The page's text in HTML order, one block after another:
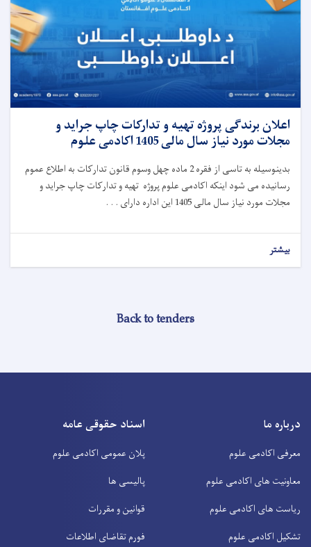
اعلان برندگی پروژه تهیه و تدارکات چاپ جراید و
مجلات مورد نیاز سال مالی 1405 اکادمی علوم
بدینوسیله به تاسی از فقره 2 ماده چهل وسوم قانون تدارکات به اطلاع عموم
رسانیده می شود اینکه اکادمی علوم پروژه تهیه و تدارکات چاپ جراید و
مجلات مورد نیاز سال مالی 1405 این اداره دارای . . .
بیشتر
Back to tenders
درباره ما
معرفی اکادمی علوم
معاونیت های اکادمی علوم
ریاست های اکادمی علوم
تشکیل اکادمی علوم
اسناد حقوقی عامه
پلان عمومی اکادمی علوم
پالیسی ها
قوانین و مقررات
فورم تقاضای اطلاعات